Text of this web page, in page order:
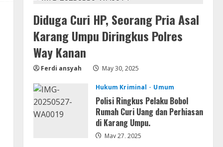
2
Umum
Profil AKBP Ramadhona, Eks
Perwira Brimob Papua Kini
Jabat Kapolres Way Kanan
Profil AKBP Ramadhona, Eks
Perwira Brimob Papua Kini
Jabat Kapolres Way
Kanan,Masyarakat Ogan Di
Lampung Doakan Jadi Jendral
Diduga Curi HP, Seorang Pria Asal
Karang Umpu Diringkus Polres
Way Kanan
Ferdi ansyah May 30, 2025
Hukum Kriminal Umum
Polisi Ringkus Pelaku Bobol
Rumah Curi Uang dan Perhiasan
di Karang Umpu.
May 27, 2025